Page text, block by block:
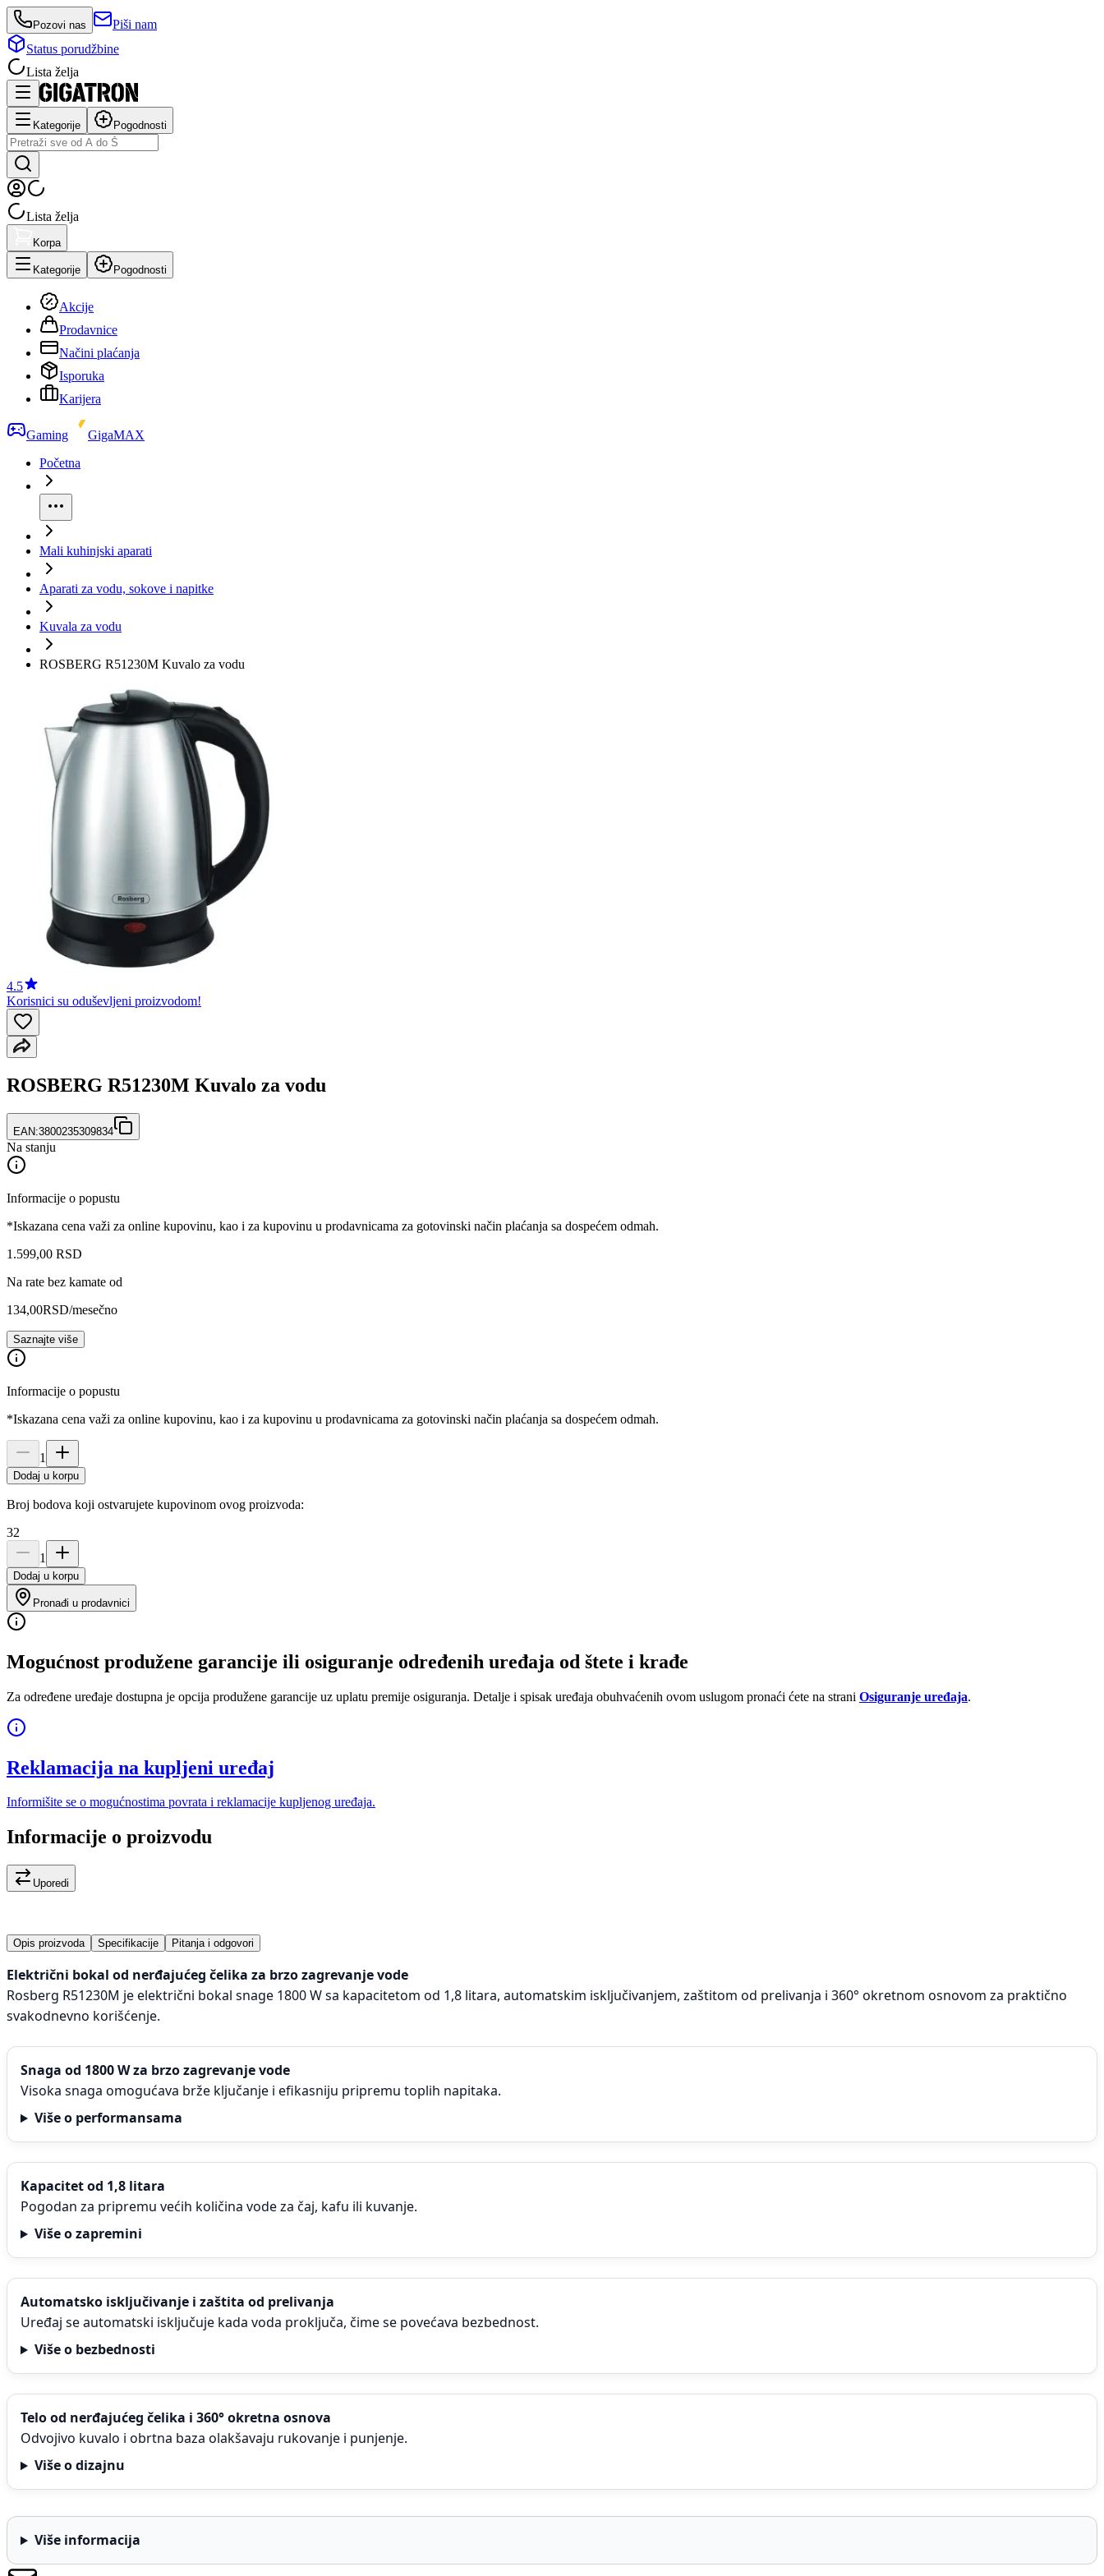
Pozovi nas
Piši nam
Status porudžbine
Lista želja
Kategorije Pogodnosti
Lista želja
Korpa
Kategorije Pogodnosti
Akcije
Prodavnice
Načini plaćanja
Isporuka
Karijera
Gaming
GigaMAX
Početna
Mali kuhinjski aparati
Aparati za vodu, sokove i napitke
Kuvala za vodu
ROSBERG R51230M Kuvalo za vodu
4.5
Korisnici su oduševljeni proizvodom!
ROSBERG R51230M Kuvalo za vodu
EAN:3800235309834
Na stanju
Informacije o popustu
*Iskazana cena važi za online kupovinu, kao i za kupovinu u prodavnicama za gotovinski način plaćanja sa dospećem odmah.
1.599,00 RSD
Na rate bez kamate od
134,00RSD/mesečno
Saznajte više
Informacije o popustu
*Iskazana cena važi za online kupovinu, kao i za kupovinu u prodavnicama za gotovinski način plaćanja sa dospećem odmah.
1
Dodaj u korpu
Broj bodova koji ostvarujete kupovinom ovog proizvoda:
32
1
Dodaj u korpu
Pronađi u prodavnici
Mogućnost produžene garancije ili osiguranje određenih uređaja od štete i krađe
Za određene uređaje dostupna je opcija produžene garancije uz uplatu premije osiguranja. Detalje i spisak uređaja obuhvaćenih ovom uslugom pronaći ćete na strani Osiguranje uređaja.
Reklamacija na kupljeni uređaj
Informišite se o mogućnostima povrata i reklamacije kupljenog uređaja.
Informacije o proizvodu
Uporedi
Opis proizvoda Specifikacije Pitanja i odgovori
Električni bokal od nerđajućeg čelika za brzo zagrevanje vode
Rosberg R51230M je električni bokal snage 1800 W sa kapacitetom od 1,8 litara, automatskim isključivanjem, zaštitom od prelivanja i 360° okretnom osnovom za praktično
svakodnevno korišćenje.
Snaga od 1800 W za brzo zagrevanje vode
Visoka snaga omogućava brže ključanje i efikasniju pripremu toplih napitaka.
Više o performansama
Kapacitet od 1,8 litara
Pogodan za pripremu većih količina vode za čaj, kafu ili kuvanje.
Više o zapremini
Automatsko isključivanje i zaštita od prelivanja
Uređaj se automatski isključuje kada voda proključa, čime se povećava bezbednost.
Više o bezbednosti
Telo od nerđajućeg čelika i 360° okretna osnova
Odvojivo kuvalo i obrtna baza olakšavaju rukovanje i punjenje.
Više o dizajnu
Više informacija